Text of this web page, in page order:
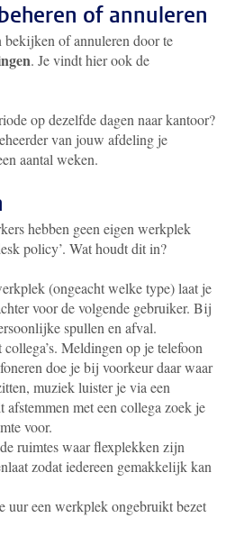
of annuleren
bekijken of annuleren door te
. Je vindt hier ook de
op dezelfde dagen naar kantoor?
van jouw afdeling je
aantal weken.
hebben geen eigen werkplek
policy’. Wat houdt dit in?
(ongeacht welke type) laat je
voor de volgende gebruiker. Bij
spullen en afval.
Meldingen op je telefoon
doe je bij voorkeur daar waar
muziek luister je via een
met een collega zoek je
voor.
ruimtes waar flexplekken zijn
zodat iedereen gemakkelijk kan
uur een werkplek ongebruikt bezet